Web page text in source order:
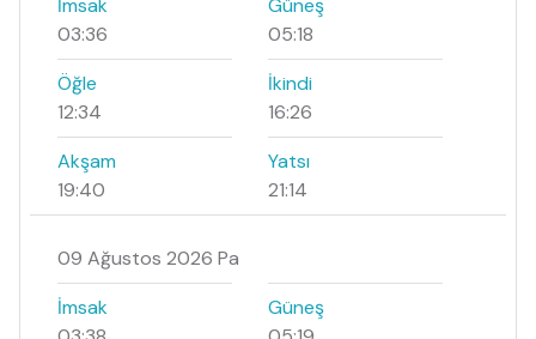
03:36
05:18
Öğle
12:34
İkindi
16:26
Akşam
19:40
Yatsı
21:14
09 Ağustos 2026 Pa
İmsak
Güneş